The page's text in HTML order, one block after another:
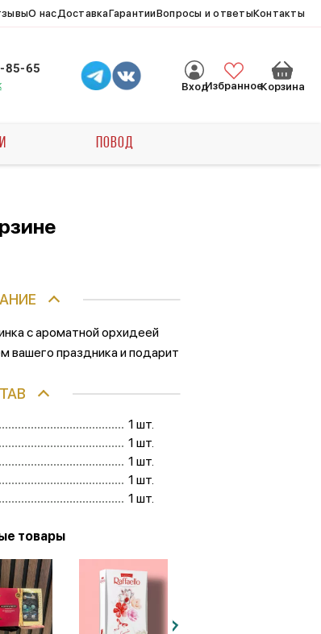
О насДоставкаГарантииВопросы и ответыКонтакты
85-65
ВходИзбранноеКорзина
ПОВОД
с ароматной орхидеей
вашего праздника и подарит
1 шт.
1 шт.
1 шт.
1 шт.
1 шт.
товары